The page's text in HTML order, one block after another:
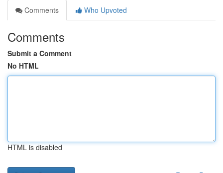
Comments
Who Upvoted
Comments
Submit a Comment
No HTML
HTML is disabled